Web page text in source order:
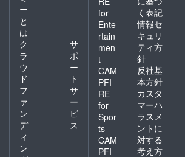
ー
と
は
ク
ラ
ウ
ド
フ
ァ
ン
デ
ィ
ン
サ
ポ
ー
ト
サ
ー
ビ
ス
for
Ente
rtain
men
t
CAM
PFI
RE
for
Spor
ts
CAM
PFI
く表記
情報セ
キュリ
ティ方
針
反社基
本方針
カスタ
マーハ
ラスメ
ントに
対する
考え方